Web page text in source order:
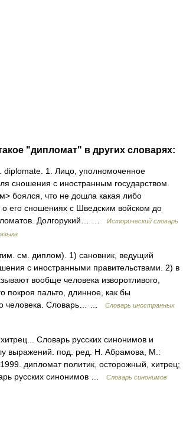
"дипломат" в других словарях:
1. Лицо, уполномоченное
сношения с иностранным государством.
боялся, что не дошла какая либо
о его сношениях с Шведским войском до
Долгорукий… …
Исторический словарь
см. диплом). 1) сановник, ведущий
с иностранными правительствами. 2) в
вообще человека изворотливого,
покроя пальто, длинное, как бы
человека. Словарь… …
Словарь иностранных
Словарь русских синонимов и
выражений. под. ред. Н. Абрамова, М.:
дипломат политик, осторожный, хитрец;
русских синонимов …
Словарь синонимов